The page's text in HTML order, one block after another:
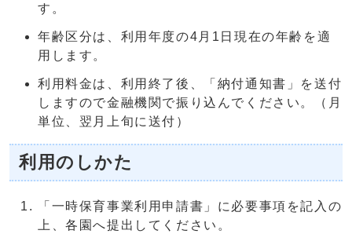
す。
年齢区分は、利用年度の4月1日現在の年齢を適
用します。
利用料金は、利用終了後、「納付通知書」を送付
しますので金融機関で振り込んでください。（月
単位、翌月上旬に送付）
利用のしかた
「一時保育事業利用申請書」に必要事項を記入の
上、各園へ提出してください。